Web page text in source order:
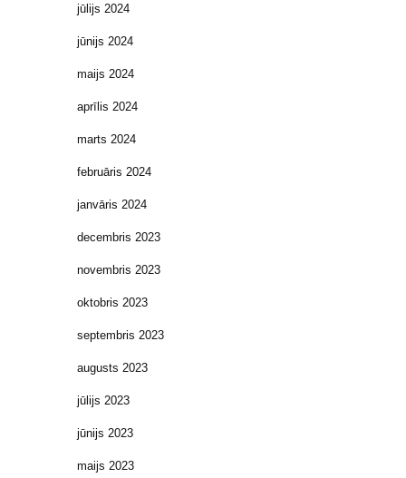
jūlijs 2024
jūnijs 2024
maijs 2024
aprīlis 2024
marts 2024
februāris 2024
janvāris 2024
decembris 2023
novembris 2023
oktobris 2023
septembris 2023
augusts 2023
jūlijs 2023
jūnijs 2023
maijs 2023